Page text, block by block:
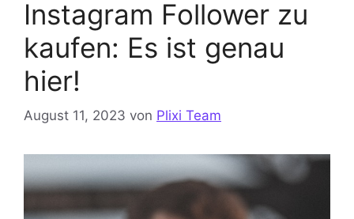
Instagram Follower zu
kaufen: Es ist genau
hier!
August 11, 2023 von Plixi Team